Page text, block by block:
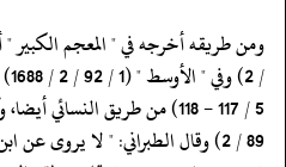
‏‏‏‏ومن طريقه أخرجه في " المعجم الكبير "
‏‏‏‏/ 2) وفي " الأوسط " (1 / 92 / 2 / 1688) والبيهقي في " دلائل النبوة " (